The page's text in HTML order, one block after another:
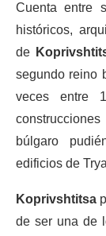
Cuenta entre
históricos,
de
segundo reino
veces entre
búlgaro
edificios de
Koprivshtitsa
de ser una de